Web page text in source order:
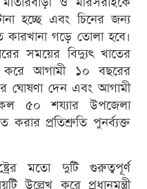
হচ্ছে এবং চিনের জন্য
কারখানা গড়ে তোলা হবে।
সময়ের বিদ্যুৎ খাতের
করে আগামী ১০ বছরের
ঘোষণা দেন এবং আগামী
৫০ শয্যার উপজেলা
করার প্রতিশ্রুতি পুনর্ব্যক্ত
মতো দুটি গুরুত্বপূর্ণ
উল্লেখ করে প্রধানমন্ত্রী